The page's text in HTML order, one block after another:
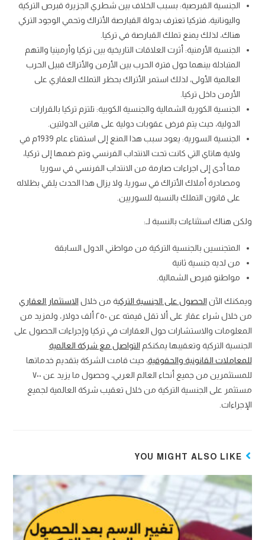
الجنسية القبرصية: بسبب الخلاف بين شطري الجزيرة قبرص التركية
واليونانية، فتركيا تعترف بدولة القبارصة الأتراك وتحمي الوجود التركي
هناك، لذلك يمنع تملك القبارصة في تركيا.
الجنسية الأرمنية: أثرت العلاقات التاريخية بين تركيا وأرمينيا والتهم
المتبادلة بينهما حول فترة الحرب بين الأرمن والأتراك قبيل الحرب
العالمية الأولى، لذلك استمر الأتراك بحظر التملك العقاري على
الأرمن داخل تركيا.
الجنسية الكورية الشمالية والجنسية الكوبية: تلتزم تركيا بالقرارات
الدولية، حيث يتم فرض عقوبات دولية على هاتين الدولتين.
الجنسية السورية: يعود سبب هذا المنع إلى استفتاء عام 1939م في
ولاية هاتاي التي كانت تحت الانتداب الفرنسي وتم ضمها إلى تركيا،
مما أدى إلى اجراءات صارمة من الانتداب الفرنسي في سوريا
ومصادرة أملاك الأتراك في سوريا، ولا يزال هذا الحدث يلقي بظلاله
على قانون التملك بالنسبة للسوريين.
ولكن هناك استثناءات بالنسبة لـ:
المتجنسين بالجنسية التركية من مواطني الدول السابقة
من لديه جنسية ثانية
مواطنو قبرص الشمالية.
ويمكنك الآن الحصول على الجنسية التركية من خلال الاستثمار العقاري
من خلال شراء عقار على ألا تقل قيمته عن ٢٥٠ ألف دولار، ولمزيد من
المعلومات والاستشارات حول العقارات في تركيا وإجراءات الحصول على
الجنسية التركية وتعقيبها يمكنكم التواصل مع شركة العالمية
للمعاملات القانونية والحقوقية، حيث قامت الشركة بتقديم خدماتها
للمستثمرين من جميع أنحاء العالم العربي، وحصول ما يزيد عن ٧٠٠
مستثمر على الجنسية التركية من خلال تعقيب شركة العالمية لجميع
الإجراءات.
YOU MIGHT ALSO LIKE